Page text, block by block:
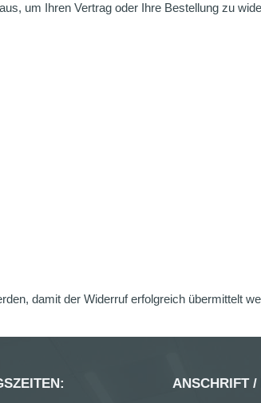
um Ihren Vertrag oder Ihre Bestellung zu
damit der Widerruf erfolgreich übermittelt
ANSCHRIFT /